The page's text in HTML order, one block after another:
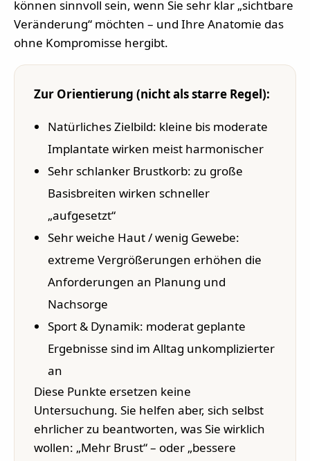
können sinnvoll sein, wenn Sie sehr klar „sichtbare
Veränderung“ möchten – und Ihre Anatomie das
ohne Kompromisse hergibt.
Zur Orientierung (nicht als starre Regel):
Natürliches Zielbild: kleine bis moderate
Implantate wirken meist harmonischer
Sehr schlanker Brustkorb: zu große
Basisbreiten wirken schneller
„aufgesetzt“
Sehr weiche Haut / wenig Gewebe:
extreme Vergrößerungen erhöhen die
Anforderungen an Planung und
Nachsorge
Sport & Dynamik: moderat geplante
Ergebnisse sind im Alltag unkomplizierter
an
Diese Punkte ersetzen keine
Untersuchung. Sie helfen aber, sich selbst
ehrlicher zu beantworten, was Sie wirklich
wollen: „Mehr Brust“ – oder „bessere